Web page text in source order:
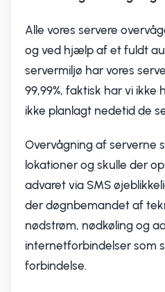
Alle vores servere
og ved hjælp af et fuldt
servermiljø har vores
99,99%, faktisk har vi
ikke planlagt nedetid de
Overvågning af serverne
lokationer og skulle der
advaret via SMS
der døgnbemandet af
nødstrøm, nødkøling og
internetforbindelser som
forbindelse.